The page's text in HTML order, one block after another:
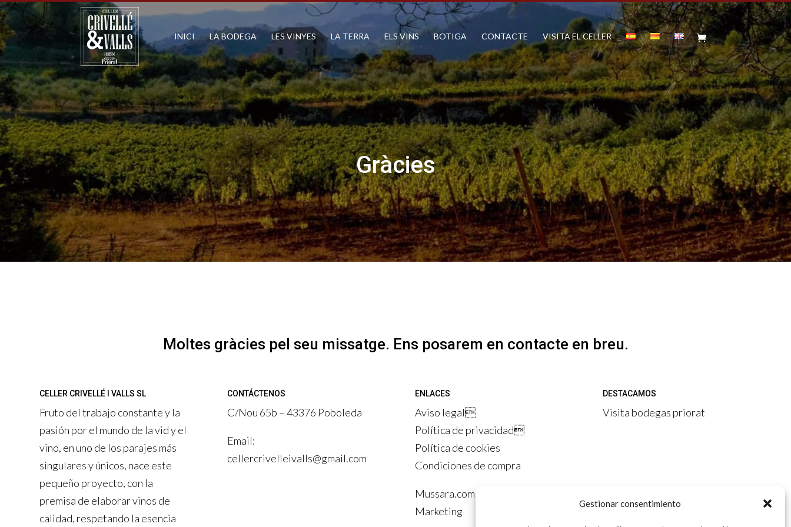
Gestionar consentimiento
INICI LA BODEGA LES VINYES LA TERRA ELS VINS BOTIGA CONTACTE VISITA EL CELLER
Gràcies
Moltes gràcies pel seu missatge. Ens posarem en contacte en breu.
CELLER CRIVELLÉ I VALLS SL
Fruto del trabajo constante y la
pasión por el mundo de la vid y el
vino, en uno de los parajes más
singulares y únicos, nace este
pequeño proyecto, con la
premisa de elaborar vinos de
calidad, respetando la esencia
CONTÁCTENOS
C/Nou 65b – 43376 Poboleda
Email:
cellercrivelleivalls@gmail.com
ENLACES
Aviso legal
Política de privacidad
Política de cookies
Condiciones de compra
Mussara.com – Agencia de
Marketing
DESTACAMOS
Visita bodegas priorat